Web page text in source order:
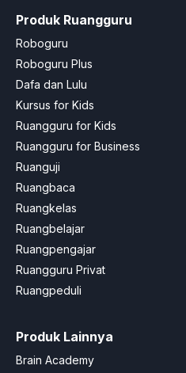
Produk Ruangguru
Roboguru
Roboguru Plus
Dafa dan Lulu
Kursus for Kids
Ruangguru for Kids
Ruangguru for Business
Ruanguji
Ruangbaca
Ruangkelas
Ruangbelajar
Ruangpengajar
Ruangguru Privat
Ruangpeduli
Produk Lainnya
Brain Academy